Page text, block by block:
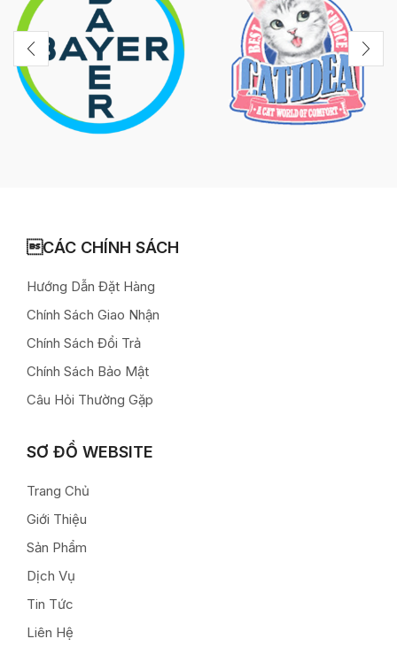
CÁC CHÍNH SÁCH
Hướng Dẫn Đặt Hàng
Chính Sách Giao Nhận
Chính Sách Đổi Trả
Chính Sách Bảo Mật
Câu Hỏi Thường Gặp
SƠ ĐỒ WEBSITE
Trang Chủ
Giới Thiệu
Sản Phẩm
Dịch Vụ
Tin Tức
Liên Hệ